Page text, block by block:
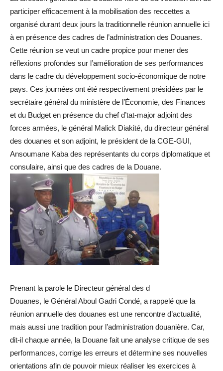
participer efficacement à la mobilisation des reccettes a
organisé durant deux jours la traditionnelle réunion annuelle ici
à en présence des cadres de l’administration des Douanes.
Cette réunion se veut un cadre propice pour mener des
réflexions profondes sur l’amélioration de ses performances
dans le cadre du développement socio-économique de notre
pays. Ces journées ont été respectivement présidées par le
secrétaire général du ministère de l’Économie, des Finances
et du Budget en présence du chef d’tat-major adjoint des
forces armées, le général Malick Diakité, du directeur général
des douanes et son adjoint, le président de la CGE-GUI,
Ansoumane Kaba des représentants du corps diplomatique et
consulaire, ainsi que des cadres de la Douane.
Prenant la parole le Directeur général des d
Douanes, le Général Aboul Gadri Condé, a rappelé que la
réunion annuelle des douanes est une rencontre d’actualité,
mais aussi une tradition pour l’administration douanière. Car,
dit-il chaque année, la Douane fait une analyse critique de ses
performances, corrige les erreurs et détermine ses nouvelles
orientations afin de pouvoir mieux réaliser les exercices à